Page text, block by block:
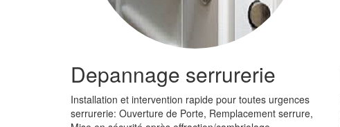
Depannage serrurerie
Installation et intervention rapide pour toutes urgences
serrurerie: Ouverture de Porte, Remplacement serrure,